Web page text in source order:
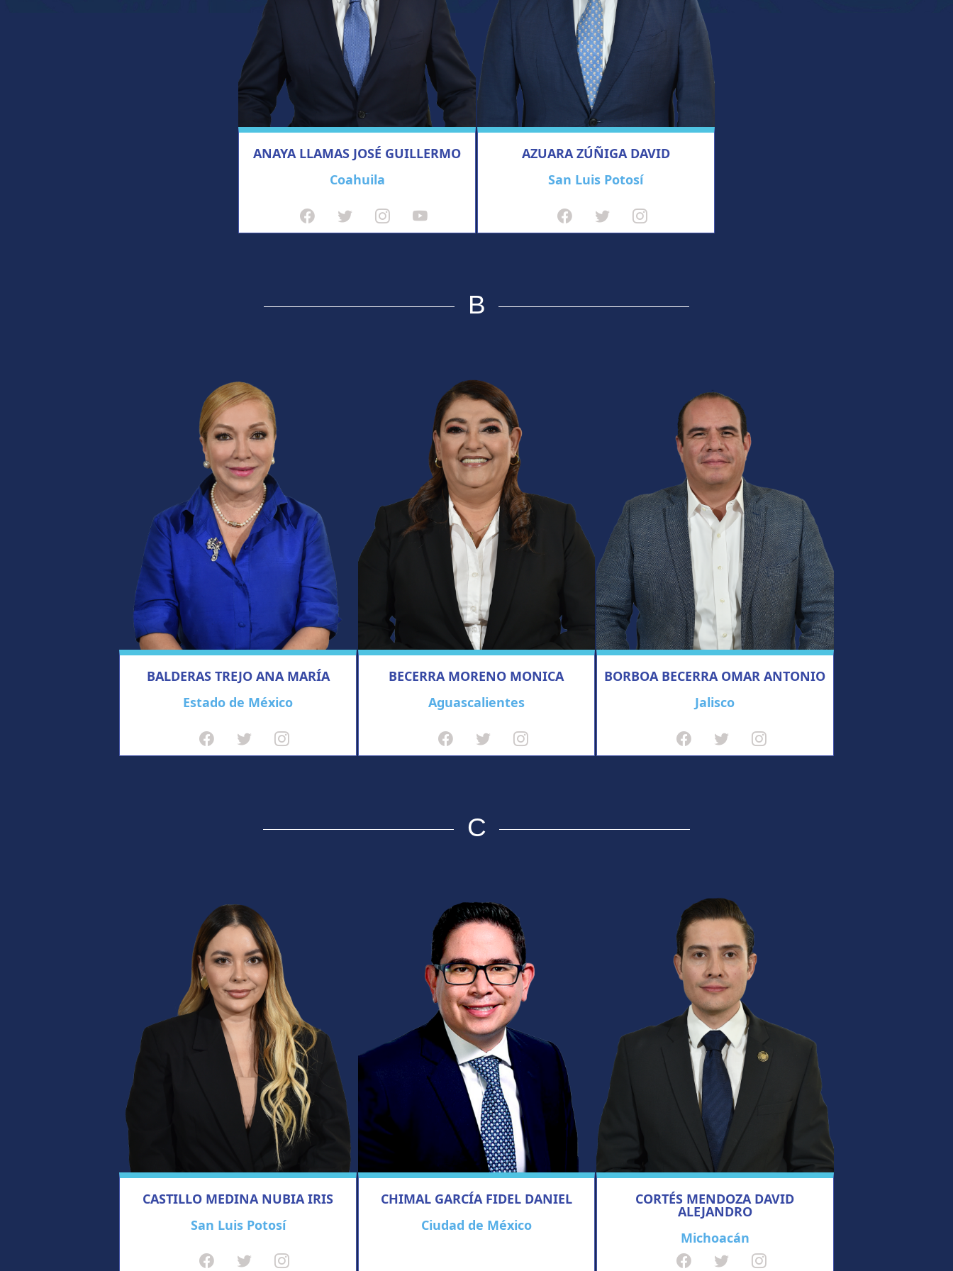
ANAYA LLAMAS JOSÉ GUILLERMO
Coahuila
AZUARA ZÚÑIGA DAVID
San Luis Potosí
B
BALDERAS TREJO ANA MARÍA
Estado de México
BECERRA MORENO MONICA
Aguascalientes
BORBOA BECERRA OMAR ANTONIO
Jalisco
C
CASTILLO MEDINA NUBIA IRIS
San Luis Potosí
CHIMAL GARCÍA FIDEL DANIEL
Ciudad de México
CORTÉS MENDOZA DAVID
ALEJANDRO
Michoacán